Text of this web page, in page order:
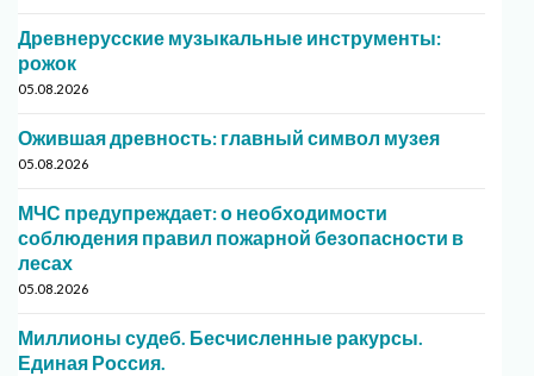
Древнерусские музыкальные инструменты:
рожок
05.08.2026
Ожившая древность: главный символ музея
05.08.2026
МЧС предупреждает: о необходимости
соблюдения правил пожарной безопасности в
лесах
05.08.2026
Миллионы судеб. Бесчисленные ракурсы.
Единая Россия.